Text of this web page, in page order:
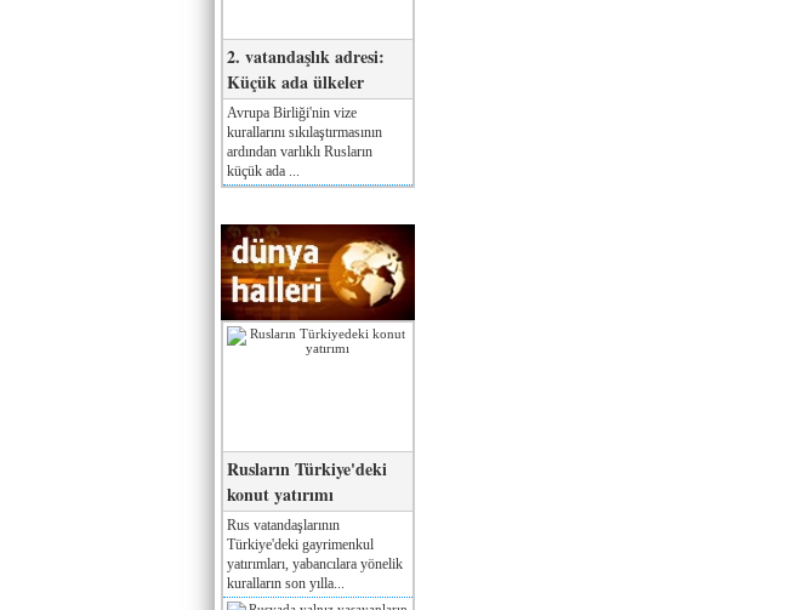
2. vatandaşlık adresi:
Küçük ada ülkeler
Avrupa Birliği'nin vize
kurallarını sıkılaştırmasının
ardından varlıklı Rusların
küçük ada ...
Rusların Türkiye'deki
konut yatırımı
Rus vatandaşlarının
Türkiye'deki gayrimenkul
yatırımları, yabancılara yönelik
kuralların son yılla...